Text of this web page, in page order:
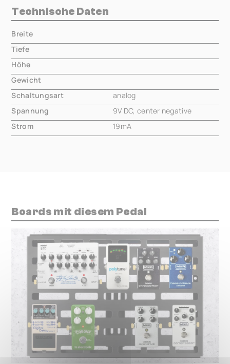
Technische Daten
Breite
Tiefe
Höhe
Gewicht
Schaltungsart
analog
Spannung
9V DC, center negative
Strom
19mA
Boards mit diesem Pedal